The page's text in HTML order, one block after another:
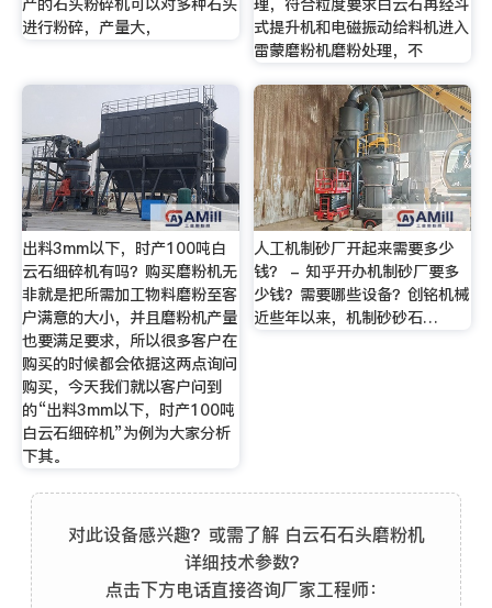
产的石头粉碎机可以对多种石头
进行粉碎，产量大，
理，符合粒度要求白云石再经斗
式提升机和电磁振动给料机进入
雷蒙磨粉机磨粉处理，不
出料3mm以下，时产100吨白
云石细碎机有吗？购买磨粉机无
非就是把所需加工物料磨粉至客
户满意的大小，并且磨粉机产量
也要满足要求，所以很多客户在
购买的时候都会依据这两点询问
购买，今天我们就以客户问到
的“出料3mm以下，时产100吨
白云石细碎机”为例为大家分析
下其。
人工机制砂厂开起来需要多少
钱？ - 知乎开办机制砂厂要多
少钱？需要哪些设备？创铭机械
近些年以来，机制砂砂石…
对此设备感兴趣？或需了解 白云石石头磨粉机
详细技术参数？
点击下方电话直接咨询厂家工程师：